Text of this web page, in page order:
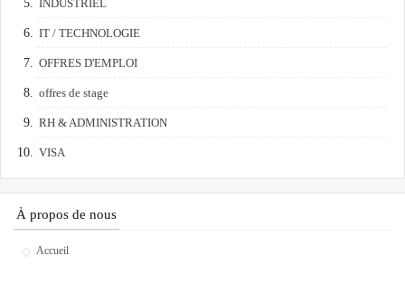
INDUSTRIEL
IT / TECHNOLOGIE
OFFRES D'EMPLOI
offres de stage
RH & ADMINISTRATION
VISA
À propos de nous
Accueil